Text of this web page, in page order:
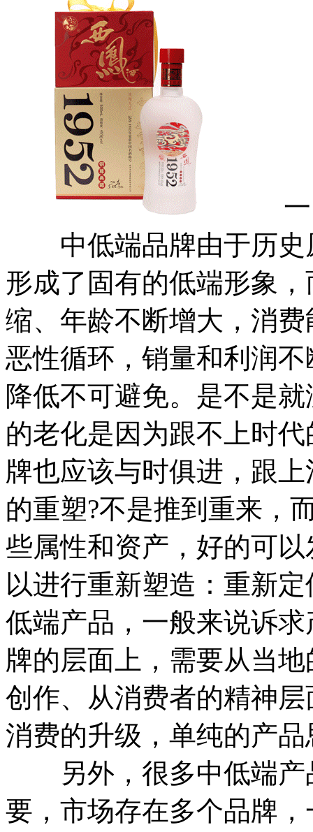
一
中低端品牌由于历史
形成了固有的低端形象
缩、年龄不断增大，消
恶性循环，销量和利润
降低不可避免。是不是
的老化是因为跟不上时
牌也应该与时俱进，跟
的重塑?不是推到重来，
些属性和资产，好的可
以进行重新塑造：重新
低端产品，一般来说诉
牌的层面上，需要从当
创作、从消费者的精神
消费的升级，单纯的产
另外，很多中低端产
要，市场存在多个品牌